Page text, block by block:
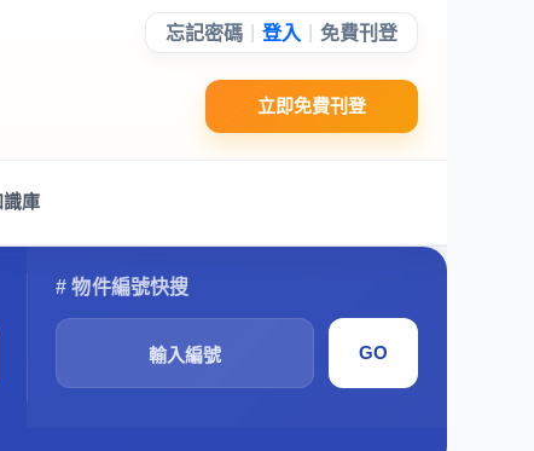
立即免費刊登
忘記密碼 登入 免費刊登
識庫
尋